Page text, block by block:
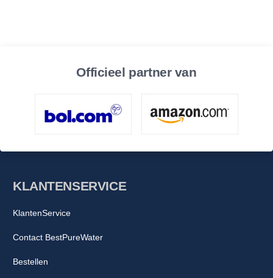
Officieel partner van
KLANTENSERVICE
KlantenService
Contact BestPureWater
Bestellen